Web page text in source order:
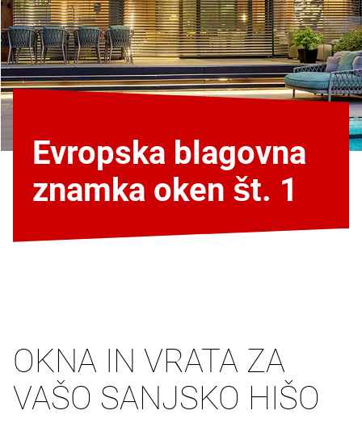
Evropska blagovna
znamka oken št. 1
OKNA IN VRATA ZA
VAŠO SANJSKO HIŠO